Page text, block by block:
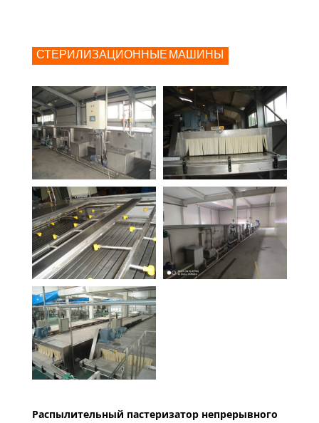
СТЕРИЛИЗАЦИОННЫЕ МАШИНЫ
Распылительный пастеризатор непрерывного